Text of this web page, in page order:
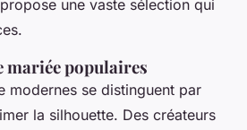
propose une vaste sélection qui
mariée populaires
modernes se distinguent par
la silhouette. Des créateurs